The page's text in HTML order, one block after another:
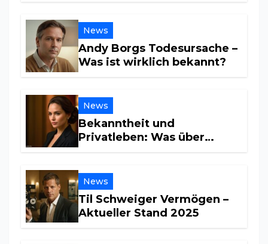
News
Andy Borgs Todesursache –
Was ist wirklich bekannt?
News
Bekanntheit und
Privatleben: Was über
News
Til Schweiger Vermögen –
Aktueller Stand 2025